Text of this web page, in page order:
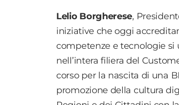
Lelio Borgherese,
iniziative che oggi
competenze e tecnologie
nell’intera filiera del
corso per la nascita di una
promozione della cultura